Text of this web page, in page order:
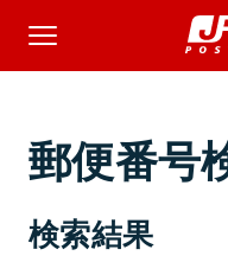
郵便番号
検索結果